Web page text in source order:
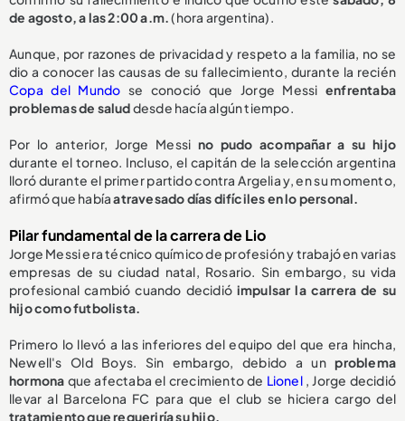
de agosto, a las 2:00 a.m.(hora argentina).
Aunque, por razones de privacidad y respeto a la familia, no se
dio a conocer las causas de su fallecimiento, durante la recién
Copa del Mundo se conoció que Jorge Messi enfrentaba
problemas de saluddesde hacía algún tiempo.
Por lo anterior, Jorge Messi no pudo acompañar a su hijo
durante el torneo. Incluso, el capitán de la selección argentina
lloró durante el primer partido contra Argelia y, en su momento,
afirmó que habíaatravesado días difíciles en lo personal.
Pilar fundamental de la carrera de Lio
Jorge Messi era técnico químico de profesión y trabajó en varias
empresas de su ciudad natal, Rosario. Sin embargo, su vida
profesional cambió cuando decidióimpulsar la carrera de su
hijo como futbolista.
Primero lo llevó a las inferiores del equipo del que era hincha,
Newell's Old Boys. Sin embargo, debido a unproblema
hormona que afectaba el crecimiento de Lionel, Jorge decidió
llevar al Barcelona FC para que el club se hiciera cargo del
tratamiento que requeriría su hijo.